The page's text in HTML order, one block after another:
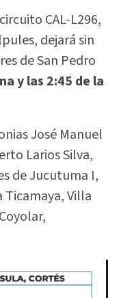
CAL-L296,
dejará sin
de San Pedro
y las 2:45 de la
José Manuel
Larios Silva,
de Jucutuma I,
Ticamaya, Villa